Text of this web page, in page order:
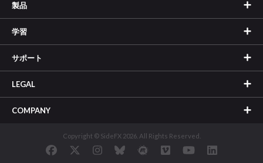
製品
学習
サポート
LEGAL
COMPANY
Copyright © SideFX 2026. All Rights Reserved.